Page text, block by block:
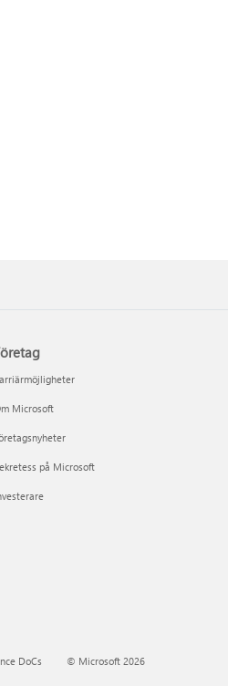
Microsoft
på Microsoft
DoCs © Microsoft 2026